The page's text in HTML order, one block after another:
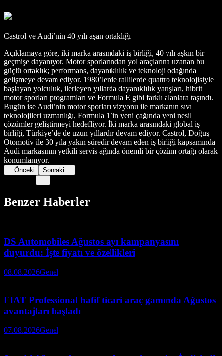
Castrol ve Audi’nin 40 yılı aşan ortaklığı
Açıklamaya göre, iki marka arasındaki iş birliği, 40 yılı aşkın bir
geçmişe dayanıyor. Motor sporlarından yol araçlarına uzanan bu
güçlü ortaklık; performans, dayanıklılık ve teknoloji odağında
gelişmeye devam ediyor. 1980’lerde rallilerde quattro teknolojisiyle
başlayan yolculuk, ilerleyen yıllarda dayanıklılık yarışları, hibrit
motor sporları programları ve Formula E gibi farklı alanlara taşındı.
Bugün ise Audi’nin motor sporları vizyonu ile markanın sıvı
teknolojileri uzmanlığı, Formula 1’in yeni çağında yeni nesil
çözümler geliştirmeyi hedefliyor. İki marka arasındaki global iş
birliği, Türkiye’de de uzun yıllardır devam ediyor. Castrol, Doğuş
Otomotiv ile 30 yıla yakın süredir devam eden iş birliği kapsamında
Audi markasının yetkili servis ağında önemli bir çözüm ortağı olarak
konumlanıyor.
Önceki Sonraki
Benzer Haberler
DS Automobiles Ağustos ayı kampanyasını
duyurdu: İşte fiyatı ve özellikleri
08.08.2026Genel
FIAT Professional hafif ticari araç gamında Ağustos
avantajları başladı
07.08.2026Genel